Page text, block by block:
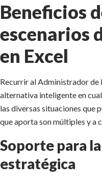
Beneficios
escenarios
en Excel
Recurrir al Administrador de
alternativa inteligente en
las diversas situaciones que
que aporta son múltiples y a
Soporte para
estratégica